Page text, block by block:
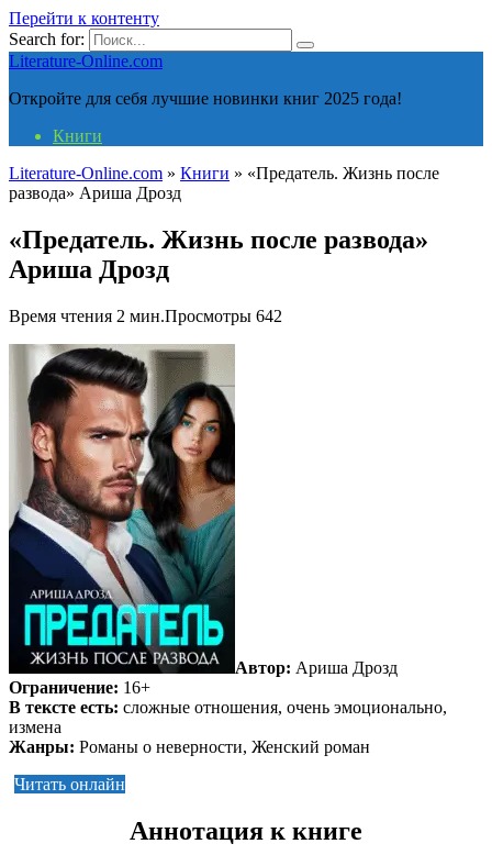
Перейти к контенту
Search for:
Literature-Online.com
Откройте для себя лучшие новинки книг 2025 года!
Книги
Literature-Online.com » Книги » «Предатель. Жизнь после
развода» Ариша Дрозд
«Предатель. Жизнь после развода»
Ариша Дрозд
Время чтения 2 мин.Просмотры 642
Автор: Ариша Дрозд
Ограничение: 16+
В тексте есть: сложные отношения, очень эмоционально,
измена
Жанры: Романы о неверности, Женский роман
Читать онлайн
Аннотация к книге